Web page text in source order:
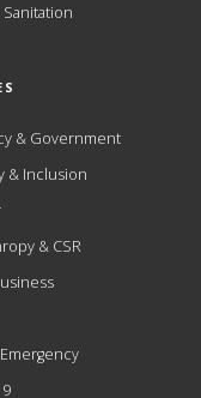
& Government
& Inclusion
& CSR